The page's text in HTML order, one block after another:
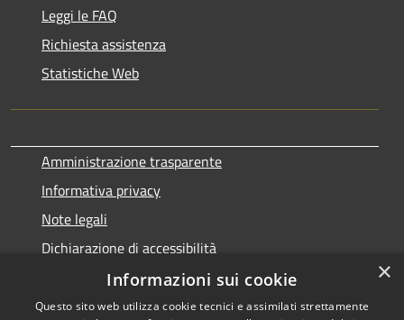
Leggi le FAQ
Richiesta assistenza
Statistiche Web
Amministrazione trasparente
Informativa privacy
Note legali
Dichiarazione di accessibilità
×
Informazioni sui cookie
Questo sito web utilizza cookie tecnici e assimilati strettamente